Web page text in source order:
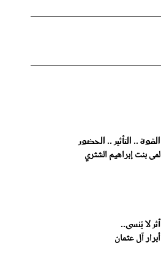
القوة .. التأثير .. الحضور
لمى بنت إبراهيم الشثري
أثر لا يُنسى..
أبرار آل عثمان